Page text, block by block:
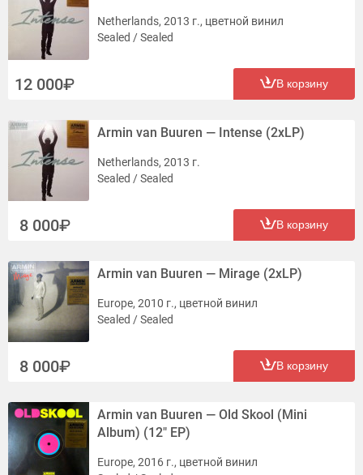
Netherlands, 2013 г., цветной винил
Sealed / Sealed
12 000 В корзину
Armin van Buuren — Intense (2xLP)
Netherlands, 2013 г.
Sealed / Sealed
8 000 В корзину
Armin van Buuren — Mirage (2xLP)
Europe, 2010 г., цветной винил
Sealed / Sealed
8 000 В корзину
Armin van Buuren — Old Skool (Mini
Album) (12" EP)
Europe, 2016 г., цветной винил